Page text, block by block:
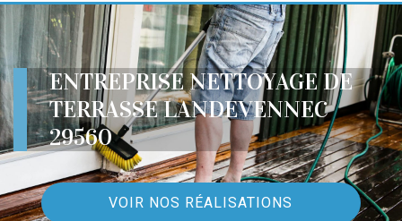
ENTREPRISE NETTOYAGE DE
TERRASSE LANDEVENNEC
29560
VOIR NOS RÉALISATIONS